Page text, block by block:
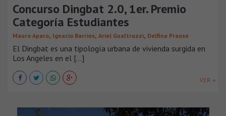
Concurso Dingbat 2.0, 1er. Premio
Categoría Estudiantes
Mauro Aparo, Ignacio Barrios, Ariel Gualtruzzi, Delfina Prause
El Dingbat es una tipología urbana de vivienda surgida en
Los Angeles en el [...]
VER +